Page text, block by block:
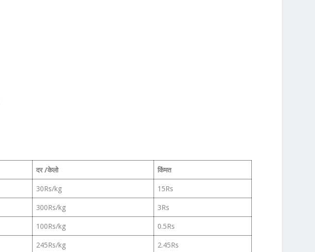
दर /केलो
किंमत
30Rs/kg
15Rs
300Rs/kg
3Rs
100Rs/kg
0.5Rs
245Rs/kg
2.45Rs